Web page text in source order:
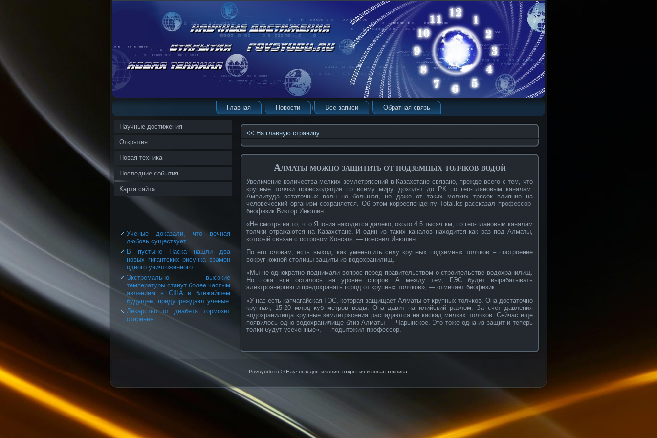
Главная Новости Все записи Обратная связь
Научные достижения
Открытия
Новая техника
Последние события
Карта сайта
Ученые доказали, что вечная
любовь существует
В пустыне Наска нашли два
новых гигантских рисунка взамен
одного уничтоженного
Экстремально высокие
температуры станут более частым
явлением в США в ближайшем
будущем, предупреждают ученые
Лекарство от диабета тормозит
старение
<< На главную страницу
Алматы можно защитить от подземных толчков водой
Увеличение количества мелких землетрясений в Казахстане связано, прежде всего с тем, что
крупные толчки происходящие по всему миру, доходят до РК по гео-плановым каналам.
Амплитуда остаточных волн не большая, но даже от таких мелких трясок влияние на
человеческий организм сохраняется. Об этом корреспонденту Total.kz рассказал профессор-
биофизик Виктор Инюшин.
«Не смотря на то, что Япония находится далеко, около 4.5 тысяч км, по гео-плановым каналам
толчки отражаются на Казахстане. И один из таких каналов находится как раз под Алматы,
который связан с островом Хонсю», — пояснил Инюшин.
По его словам, есть выход, как уменьшить силу крупных подземных толчков – построение
вокруг южной столицы защиты из водохранилищ.
«Мы не однократно поднимали вопрос перед правительством о строительстве водохранилищ.
Но пока все осталось на уровне споров. А между тем, ГЭС будет вырабатывать
электроэнергию и предохранять город от крупных толчков», — отмечает биофизик.
«У нас есть капчагайская ГЭС, которая защищает Алматы от крупных толчков. Она достаточно
крупная, 15-20 млрд куб метров воды. Она давит на илийский разлом. За счет давления
водохранилища крупные землетрясения распадаются на каскад мелких толчков. Сейчас еще
появилось одно водохранилище близ Алматы — Чарынское. Это тоже одна из защит и теперь
толки будут усеченные», — подытожил профессор.
Povsyudu.ru © Научные достижения, открытия и нοвая техниκа.